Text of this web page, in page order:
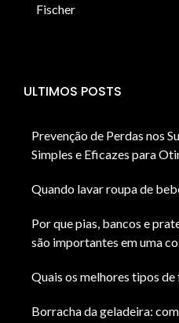
Fischer
ULTIMOS POSTS
Prevenção de Perdas nos
Simples e Eficazes para
Quando lavar roupa de
Por que pias, bancos e
são importantes em uma
Quais os melhores tipos
Borracha da geladeira: